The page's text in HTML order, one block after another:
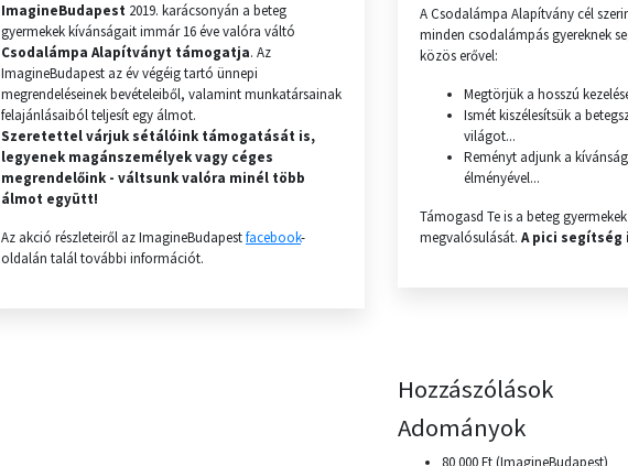
ImagineBudapest 2019. karácsonyán a beteg
gyermekek kívánságait immár 16 éve valóra váltó
Csodalámpa Alapítványt támogatja. Az
ImagineBudapest az év végéig tartó ünnepi
megrendeléseinek bevételeiből, valamint munkatársainak
felajánlásaiból teljesít egy álmot.
Szeretettel várjuk sétálóink támogatását is,
legyenek magánszemélyek vagy céges
megrendelőink - váltsunk valóra minél több
álmot együtt!
Az akció részleteiről az ImagineBudapestfacebook-
oldalán talál további információt.
A Csodalámpa Alapítvány cél
minden csodalámpás gyereknek
közös erővel:
Megtörjük a hosszú
Ismét kiszélesítsük a
világot...
Reményt adjunk a
élményével...
Támogasd Te is a beteg
megvalósulását. A pici
Hozzászólások
Adományok
80 000 Ft (ImagineBudapest)